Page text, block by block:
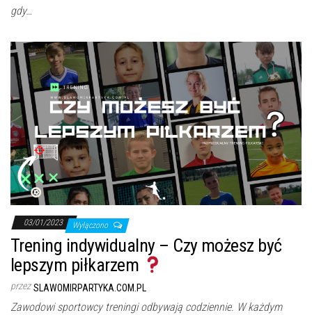
gdy…
03/01/2023 Wyłączono
Trening indywidualny – Czy możesz być
lepszym piłkarzem
przez SLAWOMIRPARTYKA.COM.PL
Zawodowi sportowcy treningi odbywają codziennie. W każdym